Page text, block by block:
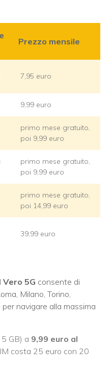
Prezzo mensile
7,95 euro
9,99 euro
primo mese gratuito,
poi 9,99 euro
primo mese gratuito,
poi 9,99 euro
primo mese gratuito,
poi 14,99 euro
39,99 euro
Vero 5G consente di
Milano, Torino,
navigare alla massima
GB) a 9,99 euro al
costa 25 euro con 20